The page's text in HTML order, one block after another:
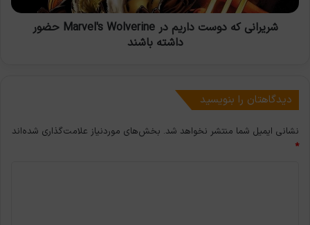
داشته
شریرانی که دوست داریم در Marvel's Wolverine حضور
داشته باشند
دیدگاهتان را بنویسید
نشانی ایمیل شما منتشر نخواهد شد. بخش‌های موردنیاز علامت‌گذاری شده‌اند
*